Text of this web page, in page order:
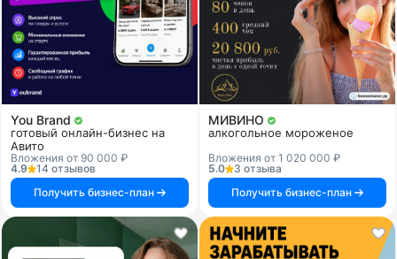
You Brand
готовый онлайн-бизнес на
Авито
Вложения от 90 000 ₽
4.9
14 отзывов
Получить бизнес-план
МИВИНО
алкогольное мороженое
Вложения от 1 020 000 ₽
5.0
3 отзыва
Получить бизнес-план